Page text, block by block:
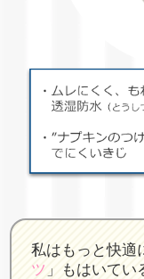
私はもっと快適
ツ 」もはいてい